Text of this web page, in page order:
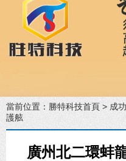
當前位置： 勝特科技首頁 > 成
護舷
廣州北二環蚌